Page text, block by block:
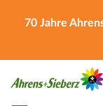
70 Jahre